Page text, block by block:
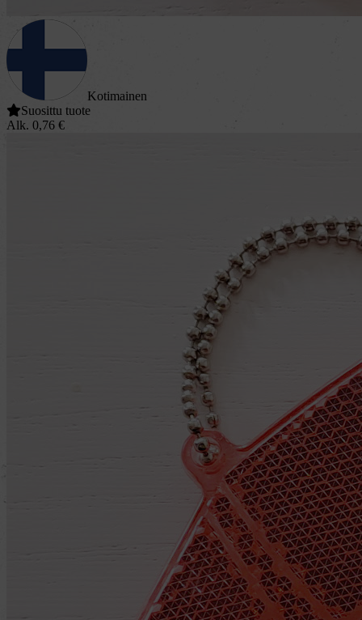
Kotimainen
Suosittu tuote
Alk. 0,76 €